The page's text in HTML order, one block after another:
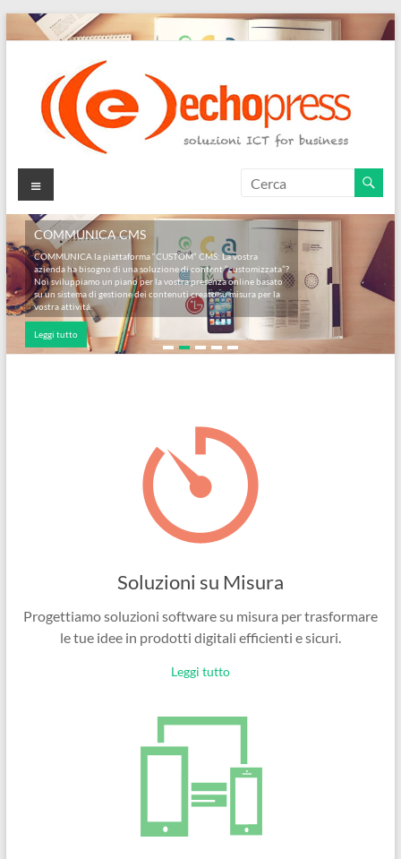
Salta
al
Echopress
s.r.l.
–
soluzioni
ICT
for
Menu
COMMUNICA CMS
COMMUNICA la piattaforma “CUSTOM” CMS: La vostra
azienda ha bisogno di una soluzione di content “customizzata”?
Noi sviluppiamo un piano per la vostra presenza online basato
su un sistema di gestione dei contenuti creato su misura per la
vostra attivitá.
Leggi tutto
Soluzioni su Misura
Progettiamo soluzioni software su misura per trasformare
le tue idee in prodotti digitali efficienti e sicuri.
Leggi tutto